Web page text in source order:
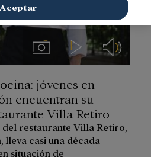
ImágenesVideos Audios
jóvenes en
encuentran su
Villa Retiro
del restaurante Villa Retiro,
casi una década
situación de
Aceptar